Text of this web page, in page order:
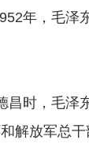
年，毛泽
时，毛泽
解放军总